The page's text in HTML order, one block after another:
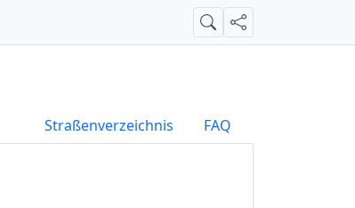
SucheTeilen
Straßenverzeichnis FAQ